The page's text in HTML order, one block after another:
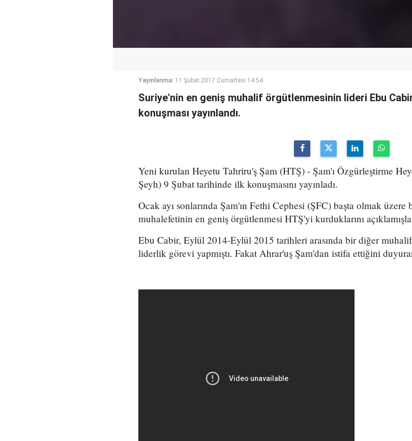
Yayınlanma: 11 Şubat 2017 Cumartesi 14:54
Suriye'nin en geniş muhalif örgütlenmesinin lideri Ebu
konuşması yayınlandı.
Yeni kurulan Heyetu Tahriru'ş Şam (HTŞ) - Şam'ı Özgürleştirme
Şeyh) 9 Şubat tarihinde ilk konuşmasını yayınladı.
Ocak ayı sonlarında Şam'ın Fethi Cephesi (ŞFC) başta olmak
muhalefetinin en geniş örgütlenmesi HTŞ'yi kurduklarını
Ebu Cabir, Eylül 2014-Eylül 2015 tarihleri arasında bir diğer
liderlik görevi yapmıştı. Fakat Ahrar'uş Şam'dan istifa ettiğini